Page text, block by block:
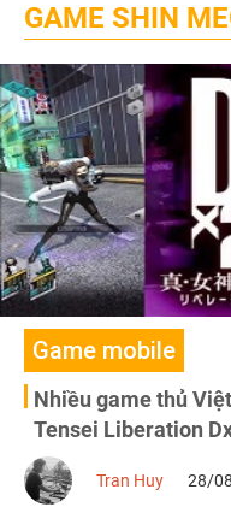
GAME SHIN
Game mobile
Nhiều game thủ
Tensei Liberation
Tran Huy 28/